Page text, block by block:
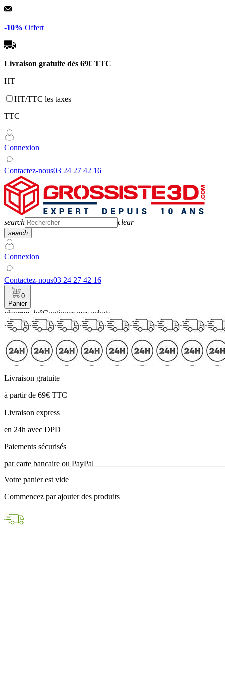
Panneau de gestion des cookies
-10% Offert
Livraison gratuite dès 69€ TTC
HT
HT/TTC les taxes
TTC
Connexion
Contactez-nous03 24 27 42 16
search clear
search
Connexion
Contactez-nous03 24 27 42 16
0
Panier
chevron_leftContinuer mes achats
Panier
Livraison gratuite
à partir de 69€ TTC
Livraison express
en 24h avec DPD
Paiements sécurisés
par carte bancaire ou PayPal
Votre panier est vide
Commencez par ajouter des produits